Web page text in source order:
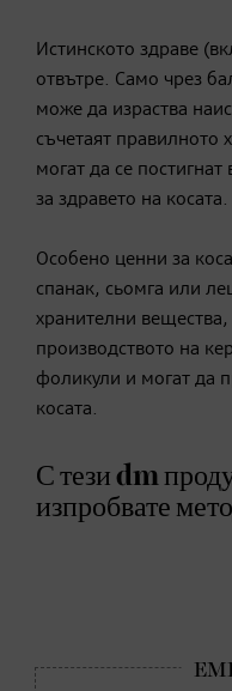
Истинското здраве
отвътре. Само чрез
може да израства
съчетаят правилното
могат да се
за здравето на косата.
Особено ценни за
спанак, сьомга или
хранителни
производството на
фоликули и могат да
косата.
С тези dm
изпробвате